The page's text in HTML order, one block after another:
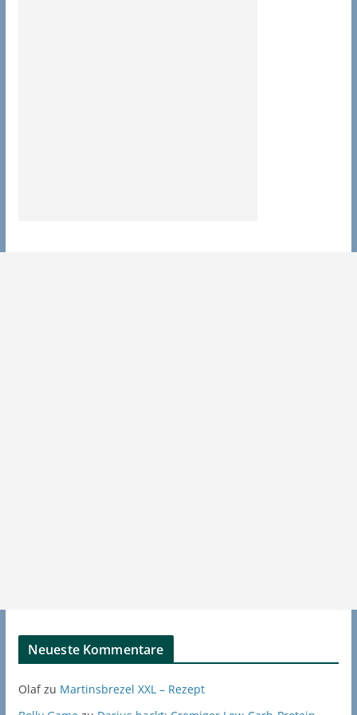
Neueste Kommentare
Olafzu Martinsbrezel XXL – Rezept